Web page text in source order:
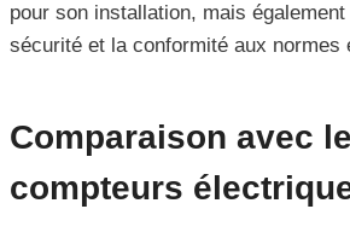
pour son installation, mais
sécurité et la conformité aux normes
Comparaison avec
compteurs